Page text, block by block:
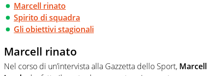
Marcell rinato
Spirito di squadra
Gli obiettivi stagionali
Marcell rinato
Nel corso di un’intervista alla Gazzetta dello Sport, Marcell